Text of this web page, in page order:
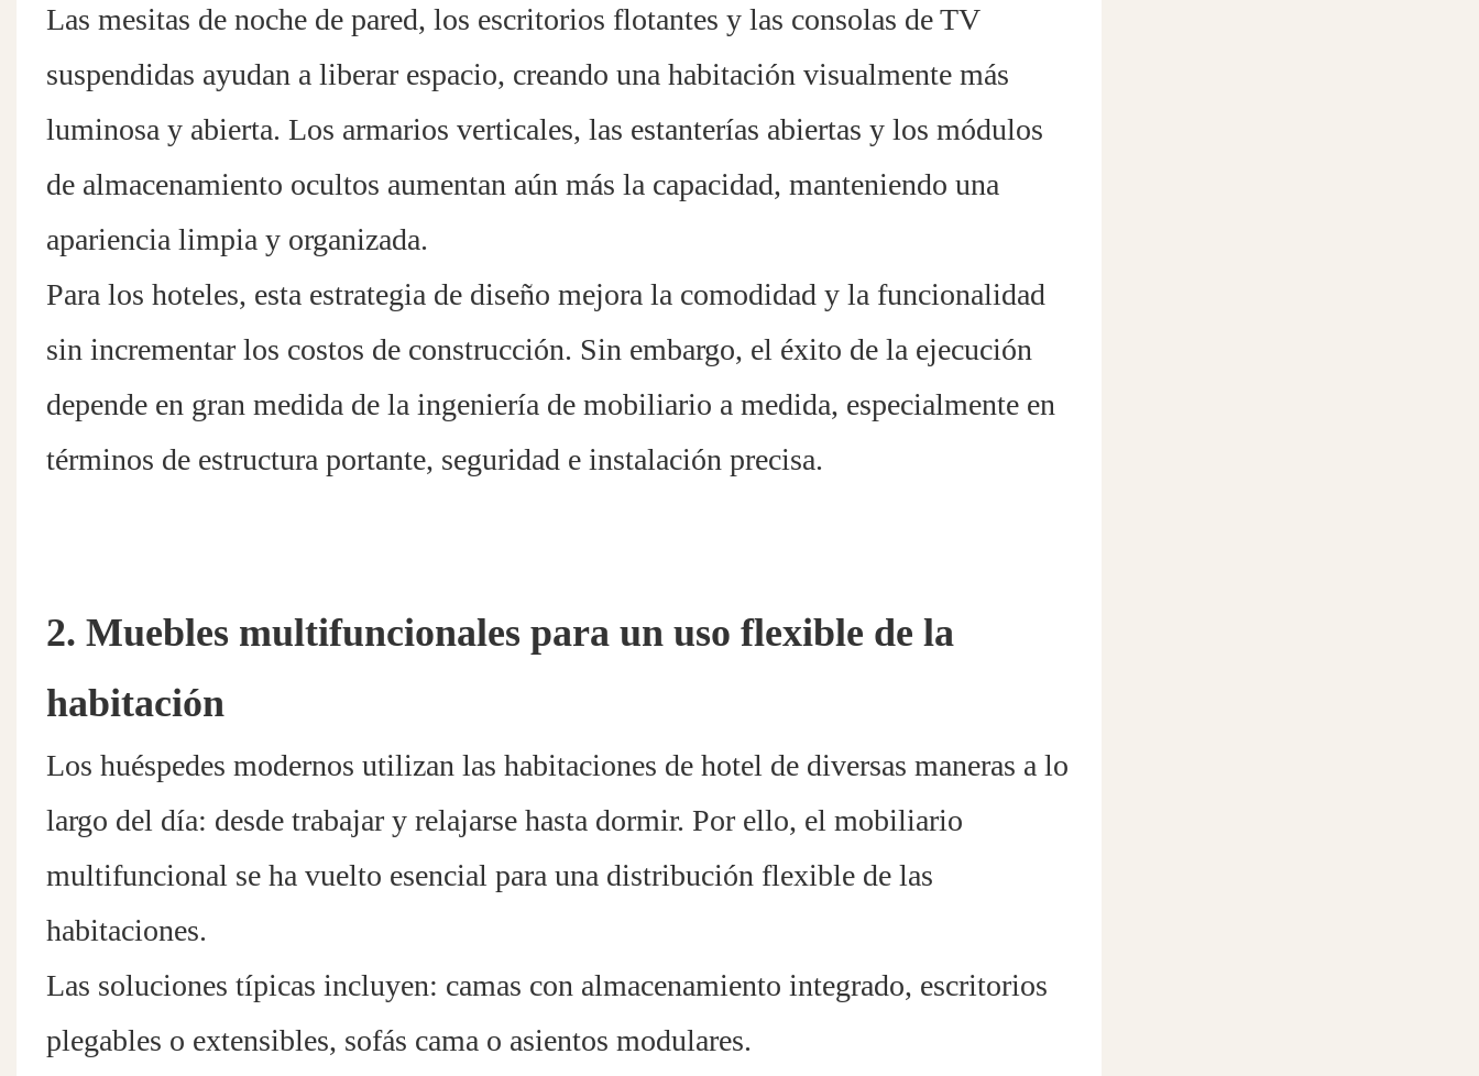
Las mesitas de noche de pared, los escritorios flotantes y las consolas de TV
suspendidas ayudan a liberar espacio, creando una habitación visualmente más
luminosa y abierta. Los armarios verticales, las estanterías abiertas y los módulos
de almacenamiento ocultos aumentan aún más la capacidad, manteniendo una
apariencia limpia y organizada.
Para los hoteles, esta estrategia de diseño mejora la comodidad y la funcionalidad
sin incrementar los costos de construcción. Sin embargo, el éxito de la ejecución
depende en gran medida de la ingeniería de mobiliario a medida, especialmente en
términos de estructura portante, seguridad e instalación precisa.
2. Muebles multifuncionales para un uso flexible de la
habitación
Los huéspedes modernos utilizan las habitaciones de hotel de diversas maneras a lo
largo del día: desde trabajar y relajarse hasta dormir. Por ello, el mobiliario
multifuncional se ha vuelto esencial para una distribución flexible de las
habitaciones.
Las soluciones típicas incluyen: camas con almacenamiento integrado, escritorios
plegables o extensibles, sofás cama o asientos modulares.